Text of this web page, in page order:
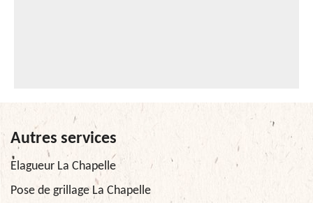
Autres services
Elagueur La Chapelle
Pose de grillage La Chapelle